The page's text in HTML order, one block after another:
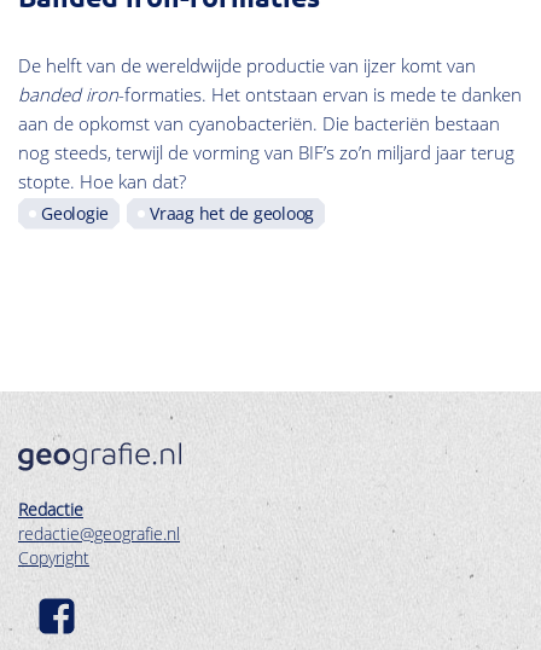
De helft van de wereldwijde productie van ijzer komt van
banded iron-formaties. Het ontstaan ervan is mede te danken
aan de opkomst van cyanobacteriën. Die bacteriën bestaan
nog steeds, terwijl de vorming van BIF’s zo’n miljard jaar terug
stopte. Hoe kan dat?
Geologie Vraag het de geoloog
Redactie
redactie@geografie.nl
Copyright